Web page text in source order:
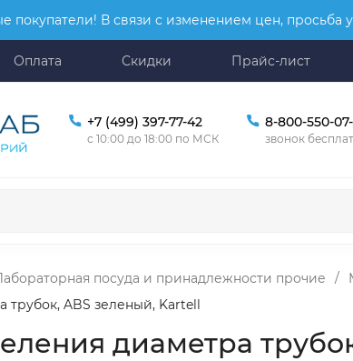
покупатели! В связи с изменением цен, просьба
Оплата Скидки Прайс-лист
+7 (499) 397-77-42
с 10:00 до 18:00 по МСК
8-800-550-
звонок
посуда и принадлежности прочие /
ABS зеленый, Kartell
диаметра